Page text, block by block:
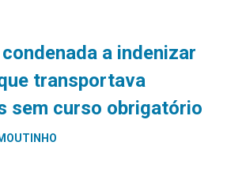
a indenizar
transportava
sem curso obrigatório